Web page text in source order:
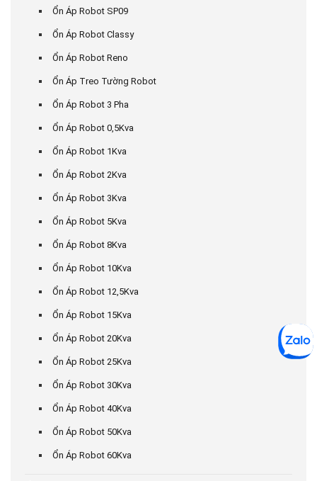
Ổn Áp Robot SP09
Ổn Áp Robot Classy
Ổn Áp Robot Reno
Ổn Áp Treo Tường Robot
Ổn Áp Robot 3 Pha
Ổn Áp Robot 0,5Kva
Ổn Áp Robot 1Kva
Ổn Áp Robot 2Kva
Ổn Áp Robot 3Kva
Ổn Áp Robot 5Kva
Ổn Áp Robot 8Kva
Ổn Áp Robot 10Kva
Ổn Áp Robot 12,5Kva
Ổn Áp Robot 15Kva
Ổn Áp Robot 20Kva
Ổn Áp Robot 25Kva
Ổn Áp Robot 30Kva
Ổn Áp Robot 40Kva
Ổn Áp Robot 50Kva
Ổn Áp Robot 60Kva